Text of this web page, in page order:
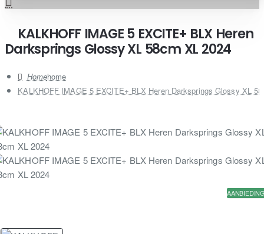
KALKHOFF IMAGE 5 EXCITE+ BLX Heren
Darksprings Glossy XL 58cm XL 2024
home
KALKHOFF IMAGE 5 EXCITE+ BLX Heren Darksprings Glossy XL